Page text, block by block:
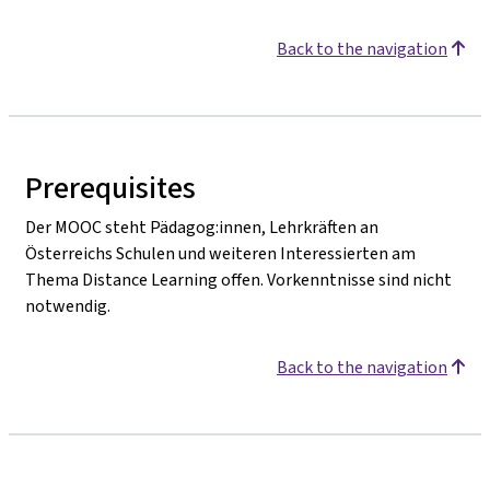
Back to the navigation
Prerequisites
Der MOOC steht Pädagog:innen, Lehrkräften an
Österreichs Schulen und weiteren Interessierten am
Thema Distance Learning offen. Vorkenntnisse sind nicht
notwendig.
Back to the navigation